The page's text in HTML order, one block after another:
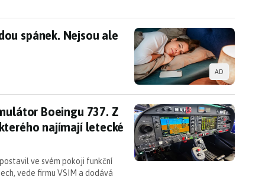
spánek. Nejsou ale jediným viníkem
spánek. Nejsou ale
AD
Boeingu 737. Z nadšence je dnes
Boeingu 737. Z
najímají letecké
ve svém pokoji funkční
vede firmu VSIM a dodává